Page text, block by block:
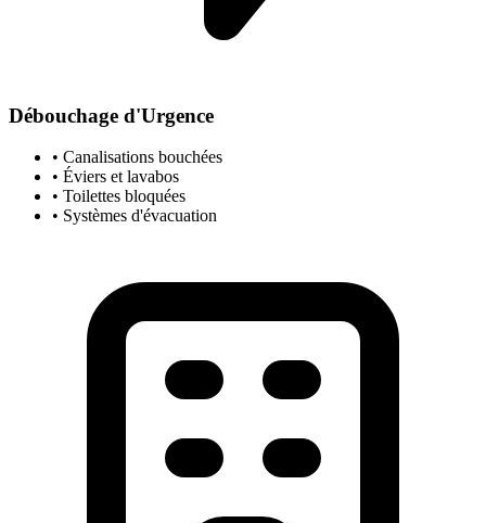
Débouchage d'Urgence
• Canalisations bouchées
• Éviers et lavabos
• Toilettes bloquées
• Systèmes d'évacuation